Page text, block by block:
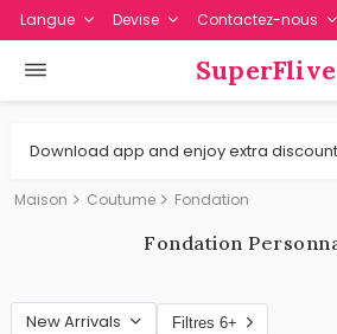
Langue Devise Contactez-nous
SuperFlive
Download app and enjoy extra discount
Maison Coutume Fondation
Fondation
New Arrivals Filtres 6+